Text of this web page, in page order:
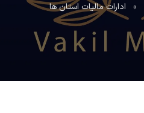
» ادارات مالیات استان ها